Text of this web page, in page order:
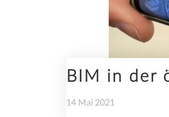
INGENIEURBAU
BIM in der
14 Mai 2021